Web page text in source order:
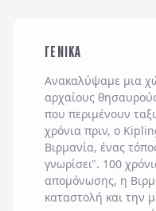
ΓΕΝΙΚΑ
Ανακαλύψαμε μια
αρχαίους
που περιμένουν
χρόνια πριν, ο
Βιρμανία, ένας
γνωρίσει". 100
απομόνωσης, η
καταστολή και την